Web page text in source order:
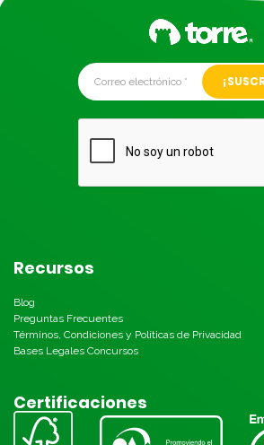
Alternative:
Recursos
Blog
Preguntas Frecuentes
Términos, Condiciones y Políticas de Privacidad
Bases Legales Concursos
Certificaciones